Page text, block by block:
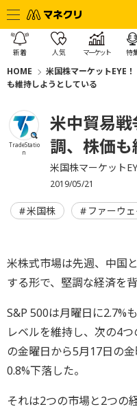
新着 人気 マーケット 特
HOME 米国株マーケットEYE！
も維持しようとしている
TradeStatio
n
米中貿易
調、株価
米国株マーケット
2019/05/21
米国株 ファーウェ
米株式市場は先週、中国
する形で、堅調な経済を
S&P 500は月曜日に2.7%
レベルを維持し、次の4
の金曜日から5月17日の
0.8%下落した。
それは2つの市場と2つの